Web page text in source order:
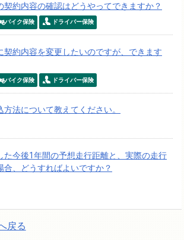
契約内容の確認はどうやってできますか？
バイク保険 ドライバー保険
契約内容を変更したいのですが、できます
バイク保険 ドライバー保険
法について教えてください。
た今後1年間の予想走行距離と、実際の走行
合、どうすればよいですか？
戻る